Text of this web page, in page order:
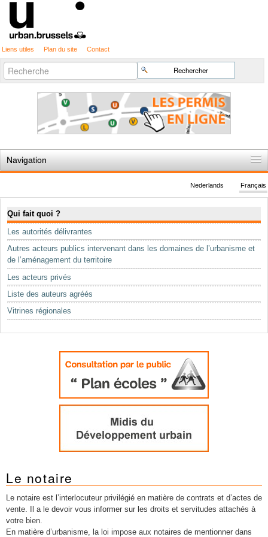
Liens utiles Plan du site Contact
Chercher par
Recherche
avancée…
Navigation
Règles du jeu
Permis d'urbanisme
Cartographie
Etudes et publications
Mots-clés
Renseignements urbanistiques
Français
Nederlands
Qui fait quoi ?
Les autorités délivrantes
Autres acteurs publics intervenant dans les domaines de l’urbanisme et
de l’aménagement du territoire
Les acteurs privés
Liste des auteurs agréés
Vitrines régionales
Le notaire
Le notaire est l’interlocuteur privilégié en matière de contrats et d’actes de
vente. Il a le devoir vous informer sur les droits et servitudes attachés à
votre bien.
En matière d’urbanisme, la loi impose aux notaires de mentionner dans